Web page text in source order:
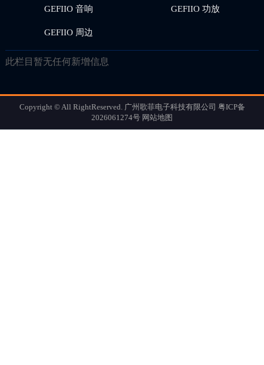
GEFIIO 音响 GEFIIO 功放
GEFIIO 周边
此栏目暂无任何新增信息
Copyright © All RightReserved. 广州歌菲电子科技有限公司 粤ICP备
2026061274号 网站地图